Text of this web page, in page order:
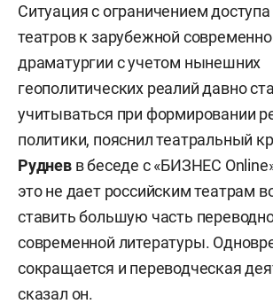
Ситуация с ограничением
театров к зарубежной
драматургии с учетом нынешних
геополитических реалий давно
учитываться при формировании
политики, пояснил театральный
Руднев в беседе с «БИЗНЕС
это не дает российским театрам
ставить большую часть
современной литературы.
сокращается и переводческая
сказал он.